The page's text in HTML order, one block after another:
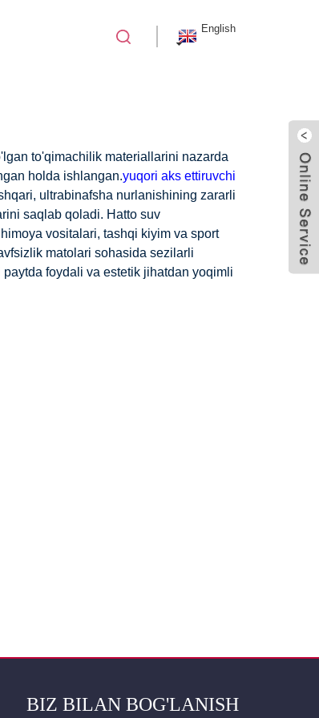
English
to'qimachilik materiallarini nazarda
holda ishlangan.yuqori aks ettiruvchi
ultrabinafsha nurlanishining zararli
saqlab qoladi. Hatto suv
vositalari, tashqi kiyim va sport
matolari sohasida sezilarli
foydali va estetik jihatdan yoqimli
BIZ BILAN BOG'LANISH